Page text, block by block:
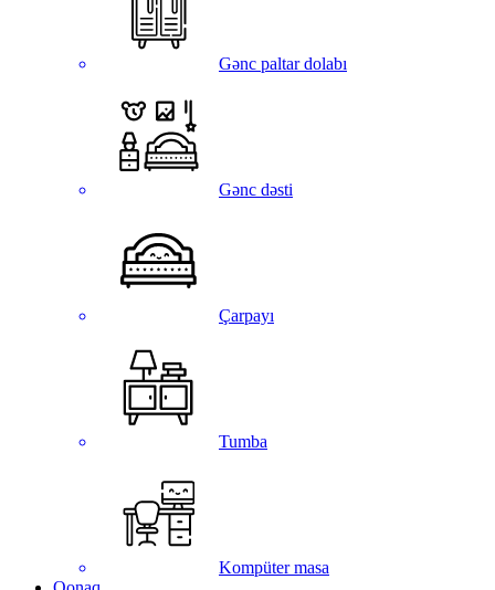
Gənc paltar dolabı
Gənc dəsti
Çarpayı
Tumba
Kompüter masa